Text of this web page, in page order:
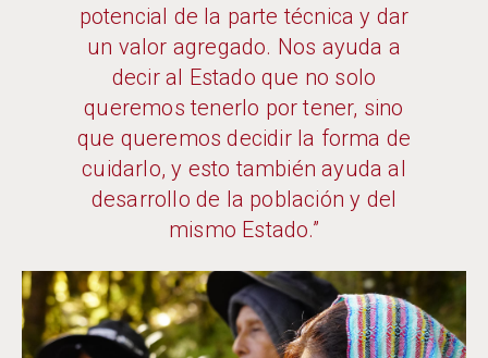
potencial de la parte técnica y dar
un valor agregado. Nos ayuda a
decir al Estado que no solo
queremos tenerlo por tener, sino
que queremos decidir la forma de
cuidarlo, y esto también ayuda al
desarrollo de la población y del
mismo Estado.”